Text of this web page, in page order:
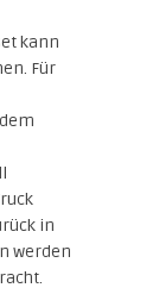
kann
Für
in
werden